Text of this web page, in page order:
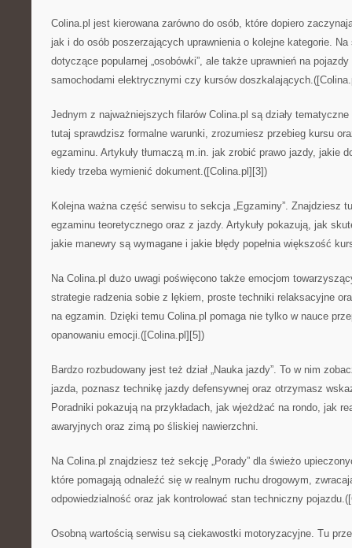
Colina.pl jest kierowana zarówno do osób, które dopiero
jak i do osób poszerzających uprawnienia o kolejne kategorie.
dotyczące popularnej „osobówki”, ale także uprawnień na
samochodami elektrycznymi czy kursów
Jednym z najważniejszych filarów Colina.pl są działy
tutaj sprawdzisz formalne warunki, zrozumiesz przebieg kursu
egzaminu. Artykuły tłumaczą m.in. jak zrobić prawo jazdy, jakie
kiedy trzeba wymienić dokument.([Colina.pl][3])
Kolejna ważna część serwisu to sekcja „Egzaminy”. Znajdziesz
egzaminu teoretycznego oraz z jazdy. Artykuły pokazują, jak
jakie manewry są wymagane i jakie błędy popełnia większość
Na Colina.pl dużo uwagi poświęcono także emocjom
strategie radzenia sobie z lękiem, proste techniki relaksacyjne
na egzamin. Dzięki temu Colina.pl pomaga nie tylko w nauce
opanowaniu emocji.([Colina.pl][5])
Bardzo rozbudowany jest też dział „Nauka jazdy”. To w nim
jazda, poznasz technikę jazdy defensywnej oraz otrzymasz
Poradniki pokazują na przykładach, jak wjeżdżać na rondo, jak
awaryjnych oraz zimą po śliskiej nawierzchni.
Na Colina.pl znajdziesz też sekcję „Porady” dla świeżo
które pomagają odnaleźć się w realnym ruchu drogowym,
odpowiedzialność oraz jak kontrolować stan techniczny
Osobną wartością serwisu są ciekawostki motoryzacyjne. Tu